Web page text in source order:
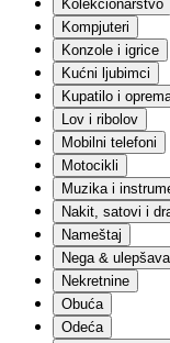
Ograde
Keramika
Elektro
Sanitarije
Fasadni
Molerski
Krovni
Alati
Solarna
Skele i
Garažna
Ostalo
Igračke i igre
Lutke
Setovi za
Akcione
Kolekcionarstvo
Kompjuteri
Konzole i igrice
Kućni ljubimci
Kupatilo i
Lov i ribolov
Mobilni telefoni
Motocikli
Muzika i
Nakit, satovi i
Nameštaj
Nega &
Nekretnine
Obuća
Odeća